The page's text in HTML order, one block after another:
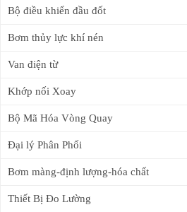
Bộ điều khiển đầu đốt
Bơm thủy lực khí nén
Van điện từ
Khớp nối Xoay
Bộ Mã Hóa Vòng Quay
Đại lý Phân Phối
Bơm màng-định lượng-hóa chất
Thiết Bị Đo Lường